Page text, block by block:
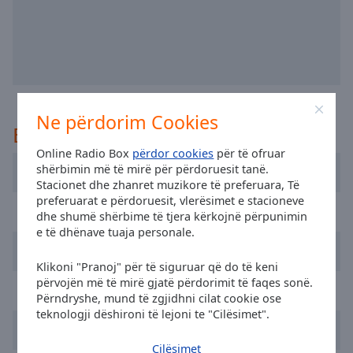
Ne përdorim Cookies
Online Radio Box përdor cookies për të ofruar
shërbimin më të mirë për përdoruesit tanë.
Stacionet dhe zhanret muzikore të preferuara, Të
preferuarat e përdoruesit, vlerësimet e stacioneve
dhe shumë shërbime të tjera kërkojnë përpunimin
e të dhënave tuaja personale.
Klikoni "Pranoj" për të siguruar që do të keni
përvojën më të mirë gjatë përdorimit të faqes sonë.
Përndryshe, mund të zgjidhni cilat cookie ose
teknologji dëshironi të lejoni te "Cilësimet".
Cilësimet
Fullscreen
This
modal
window.
window.
Escape
E rekomanduar
Dublin's Q102
FM104 Radio
RTÉ Radio 1